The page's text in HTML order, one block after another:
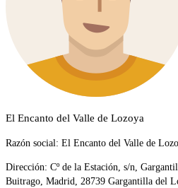
El Encanto del Valle de Lozoya
Razón social: El Encanto del Valle de
Dirección: Cº de la Estación, s/n,
Buitrago, Madrid, 28739 Gargantilla del